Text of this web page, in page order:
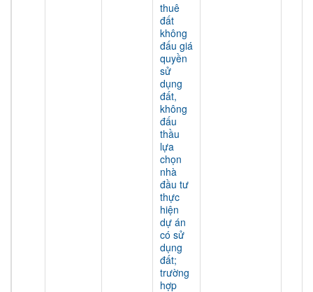
thuê
đất
không
đấu giá
quyền
sử
dụng
đất,
không
đấu
thầu
lựa
chọn
nhà
đầu tư
thực
hiện
dự án
có sử
dụng
đất;
trường
hợp